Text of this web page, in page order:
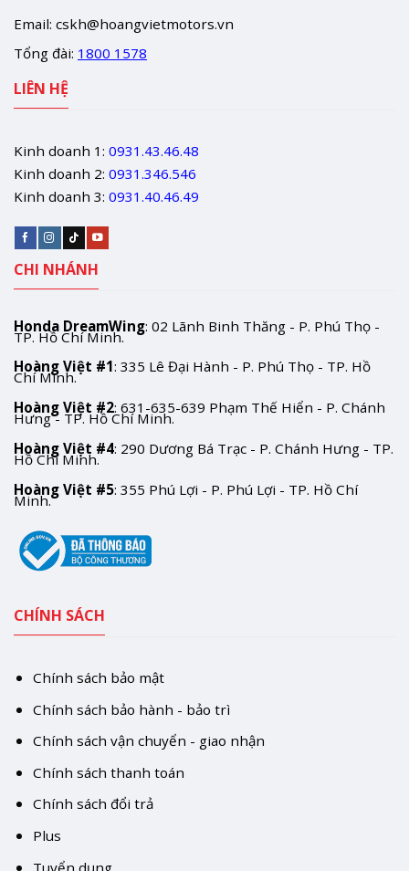
Email: cskh@hoangvietmotors.vn
Tổng đài: 1800 1578
LIÊN HỆ
Kinh doanh 1: 0931.43.46.48
Kinh doanh 2: 0931.346.546
Kinh doanh 3: 0931.40.46.49
CHI NHÁNH
Honda DreamWing: 02 Lãnh Binh Thăng - P. Phú Thọ -
TP. Hồ Chí Minh.
Hoàng Việt #1: 335 Lê Đại Hành - P. Phú Thọ - TP. Hồ
Chí Minh.
Hoàng Việt #2: 631-635-639 Phạm Thế Hiển - P. Chánh
Hưng - TP. Hồ Chí Minh.
Hoàng Việt #4: 290 Dương Bá Trạc - P. Chánh Hưng - TP.
Hồ Chí Minh.
Hoàng Việt #5: 355 Phú Lợi - P. Phú Lợi - TP. Hồ Chí
Minh.
CHÍNH SÁCH
Chính sách bảo mật
Chính sách bảo hành - bảo trì
Chính sách vận chuyển - giao nhận
Chính sách thanh toán
Chính sách đổi trả
Plus
Tuyển dụng